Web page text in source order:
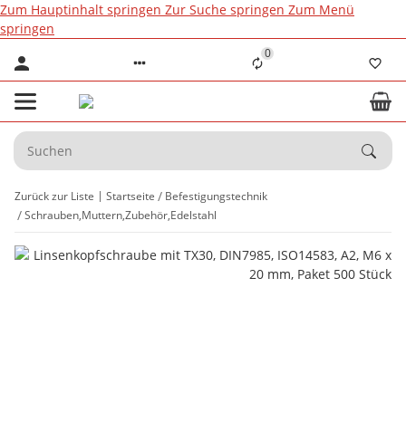
Zum Hauptinhalt springen Zur Suche springen Zum Menü
springen
0
Zurück zur Liste Startseite
Befestigungstechnik
Schrauben,Muttern,Zubehör,Edelstahl